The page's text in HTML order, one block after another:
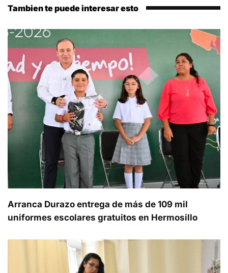
Tambien te puede interesar esto
Arranca Durazo entrega de más de 109 mil
uniformes escolares gratuitos en Hermosillo